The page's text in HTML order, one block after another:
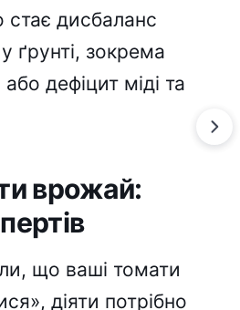
дисбаланс
ґрунті, зокрема
дефіцит міді та
врожай:
що ваші томати
діяти потрібно